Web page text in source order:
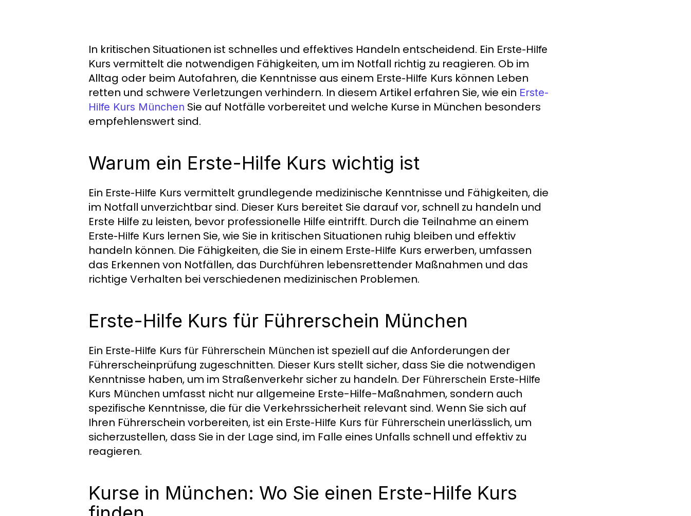
In kritischen Situationen ist schnelles und effektives Handeln entscheidend. Ein Erste-Hilfe
Kurs vermittelt die notwendigen Fähigkeiten, um im Notfall richtig zu reagieren. Ob im
Alltag oder beim Autofahren, die Kenntnisse aus einem Erste-Hilfe Kurs können Leben
retten und schwere Verletzungen verhindern. In diesem Artikel erfahren Sie, wie ein Erste-
Hilfe Kurs München Sie auf Notfälle vorbereitet und welche Kurse in München besonders
empfehlenswert sind.
Warum ein Erste-Hilfe Kurs wichtig ist
Ein Erste-Hilfe Kurs vermittelt grundlegende medizinische Kenntnisse und Fähigkeiten, die
im Notfall unverzichtbar sind. Dieser Kurs bereitet Sie darauf vor, schnell zu handeln und
Erste Hilfe zu leisten, bevor professionelle Hilfe eintrifft. Durch die Teilnahme an einem
Erste-Hilfe Kurs lernen Sie, wie Sie in kritischen Situationen ruhig bleiben und effektiv
handeln können. Die Fähigkeiten, die Sie in einem Erste-Hilfe Kurs erwerben, umfassen
das Erkennen von Notfällen, das Durchführen lebensrettender Maßnahmen und das
richtige Verhalten bei verschiedenen medizinischen Problemen.
Erste-Hilfe Kurs für Führerschein München
Ein Erste-Hilfe Kurs für Führerschein München ist speziell auf die Anforderungen der
Führerscheinprüfung zugeschnitten. Dieser Kurs stellt sicher, dass Sie die notwendigen
Kenntnisse haben, um im Straßenverkehr sicher zu handeln. Der Führerschein Erste-Hilfe
Kurs München umfasst nicht nur allgemeine Erste-Hilfe-Maßnahmen, sondern auch
spezifische Kenntnisse, die für die Verkehrssicherheit relevant sind. Wenn Sie sich auf
Ihren Führerschein vorbereiten, ist ein Erste-Hilfe Kurs für Führerschein unerlässlich, um
sicherzustellen, dass Sie in der Lage sind, im Falle eines Unfalls schnell und effektiv zu
reagieren.
Kurse in München: Wo Sie einen Erste-Hilfe Kurs